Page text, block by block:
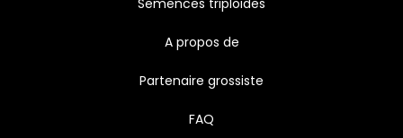
A propos de
Partenaire grossiste
FAQ